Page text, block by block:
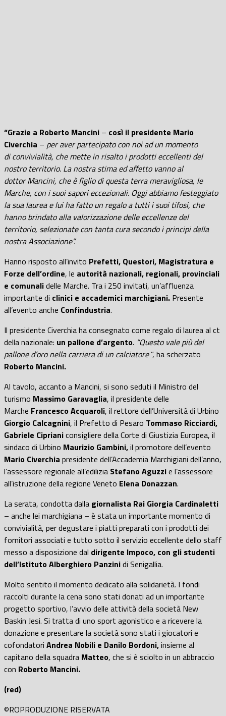
“Grazie a Roberto Mancini – così il presidente Mario
Civerchia – per aver partecipato con noi ad un momento
di convivialità, che mette in risalto i prodotti eccellenti del
nostro territorio. La nostra stima ed affetto vanno al
dottor Mancini, che è figlio di questa terra meravigliosa, le
Marche, con i suoi sapori eccezionali. Oggi abbiamo festeggiato
la sua laurea e lui ha fatto un regalo a tutti i suoi tifosi, che
hanno brindato alla valorizzazione delle eccellenze del
territorio, selezionate con tanta cura secondo i principi della
nostra Associazione”.
Hanno risposto all’invito Prefetti, Questori, Magistratura e
Forze dell’ordine, le autorità nazionali, regionali, provinciali
e comunalidelle Marche. Tra i 250 invitati, un’affluenza
importante di clinici e accademici marchigiani. Presente
all’evento anche Confindustria.
Il presidente Civerchia ha consegnato come regalo di laurea al ct
della nazionale: un pallone d’argento. “Questo vale più del
pallone d’oro nella carriera di un calciatore”, ha scherzato
Roberto Mancini.
Al tavolo, accanto a Mancini, si sono seduti il Ministro del
turismo Massimo Garavaglia, il presidente delle
Marche Francesco Acquaroli, il rettore dell’Università di Urbino
Giorgio Calcagnini, il Prefetto di Pesaro Tommaso Ricciardi,
Gabriele Ciprianiconsigliere della Corte di Giustizia Europea, il
sindaco di Urbino Maurizio Gambini,il promotore dell’evento
Mario Civerchia presidente dell’Accademia Marchigiani dell’anno,
l’assessore regionale all’edilizia Stefano Aguzzie l’assessore
all’istruzione della regione Veneto Elena Donazzan.
La serata, condotta dalla giornalista Rai Giorgia Cardinaletti
– anche lei marchigiana – è stata un importante momento di
convivialità, per degustare i piatti preparati con i prodotti dei
fornitori associati e tutto sotto il servizio eccellente dello staff
messo a disposizione dal dirigente Impoco, con gli studenti
dell’Istituto Alberghiero Panzinidi Senigallia.
Molto sentito il momento dedicato alla solidarietà. I fondi
raccolti durante la cena sono stati donati ad un importante
progetto sportivo, l’avvio delle attività della società New
Baskin Jesi. Si tratta di uno sport agonistico e a ricevere la
donazione e presentare la società sono stati i giocatori e
cofondatori Andrea Nobili e Danilo Bordoni,insieme al
capitano della squadra Matteo, che si è sciolto in un abbraccio
con Roberto Mancini.
(red)
©ROPRODUZIONE RISERVATA